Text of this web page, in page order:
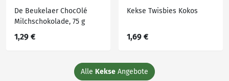
De Beukelaer ChocOlé
Milchschokolade, 75 g
1,29 €
Kekse Twisbies Kokos
1,69 €
Alle Kekse Angebote